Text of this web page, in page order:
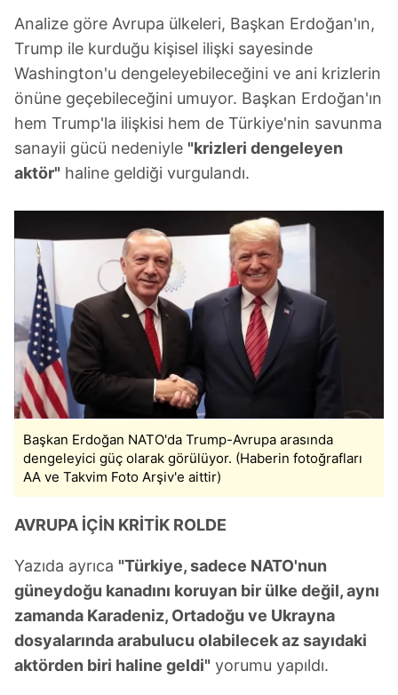
Analize göre Avrupa ülkeleri, Başkan Erdoğan'ın,
Trump ile kurduğu kişisel ilişki sayesinde
Washington'u dengeleyebileceğini ve ani krizlerin
önüne geçebileceğini umuyor. Başkan Erdoğan'ın
hem Trump'la ilişkisi hem de Türkiye'nin savunma
sanayii gücü nedeniyle "krizleri dengeleyen
aktör" haline geldiği vurgulandı.
Başkan Erdoğan NATO'da Trump-Avrupa arasında
dengeleyici güç olarak görülüyor. (Haberin fotoğrafları
AA ve Takvim Foto Arşiv'e aittir)
AVRUPA İÇİN KRİTİK ROLDE
Yazıda ayrıca "Türkiye, sadece NATO'nun
güneydoğu kanadını koruyan bir ülke değil, aynı
zamanda Karadeniz, Ortadoğu ve Ukrayna
dosyalarında arabulucu olabilecek az sayıdaki
aktörden biri haline geldi" yorumu yapıldı.